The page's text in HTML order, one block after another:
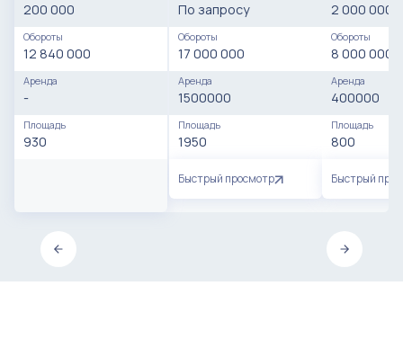
200 000
Обороты
12 840 000
Аренда
-
Площадь
930
По запросу
Обороты
17 000 000
Аренда
1500000
Площадь
1950
Быстрый просмотр
2 000 000
Обороты
8 000 000
Аренда
400000
Площадь
800
Быстрый